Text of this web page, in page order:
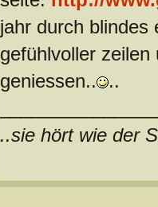
jahr durch blindes
gefühlvoller
geniessen..
..
..sie hört wie der